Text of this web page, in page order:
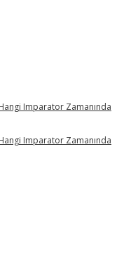
Imparator Zamanında
Imparator Zamanında